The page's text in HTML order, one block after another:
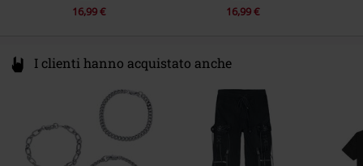
16,99 € 16,99 €
I clienti hanno acquistato anche